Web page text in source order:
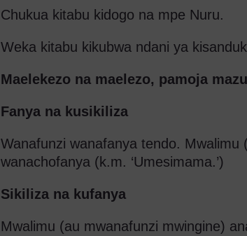
Chukua kitabu kidogo na mpe Nuru.
Weka kitabu kikubwa ndani ya
Maelekezo na maelezo, pamoja
Fanya na kusikiliza
Wanafunzi wanafanya tendo.
wanachofanya (k.m. ‘Umesimama.’)
Sikiliza na kufanya
Mwalimu (au mwanafunzi mwingine)